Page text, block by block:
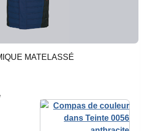
MATELASSÉ